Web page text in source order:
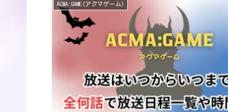
ACMA:GAME(アクマゲーム)